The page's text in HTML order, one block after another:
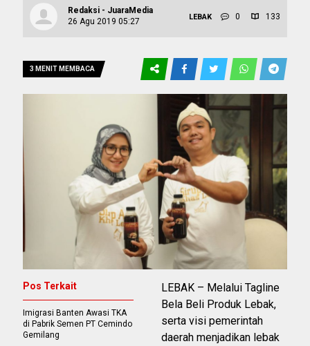
Redaksi - JuaraMedia
26 Agu 2019 05:27
LEBAK 0 133
3 MENIT MEMBACA
LEBAK – Melalui Tagline
Bela Beli Produk Lebak,
serta visi pemerintah
daerah menjadikan lebak
Pos Terkait
Imigrasi Banten Awasi TKA
di Pabrik Semen PT Cemindo
Gemilang